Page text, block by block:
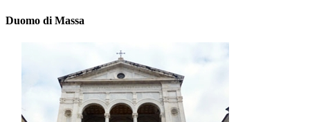
Duomo di Massa